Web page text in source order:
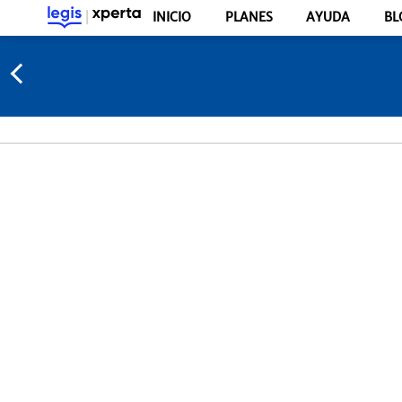
INICIO PLANES AYUDA